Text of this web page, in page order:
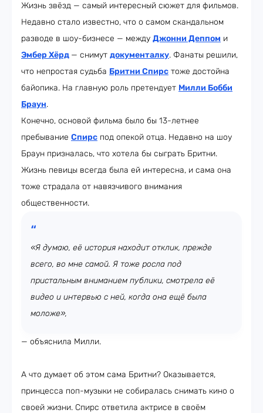
Жизнь звёзд — самый интересный сюжет для фильмов.
Недавно стало известно, что о самом скандальном
разводе в шоу-бизнесе — между Джонни Деппом и
Эмбер Хёрд — снимут документалку. Фанаты решили,
что непростая судьба Бритни Спирс тоже достойна
байопика. На главную роль претендует Милли Бобби
Браун.
Конечно, основой фильма было бы 13-летнее
пребывание Спирс под опекой отца. Недавно на шоу
Браун призналась, что хотела бы сыграть Бритни.
Жизнь певицы всегда была ей интересна, и сама она
тоже страдала от навязчивого внимания
общественности.
«Я думаю, её история находит отклик, прежде
всего, во мне самой. Я тоже росла под
пристальным вниманием публики, смотрела её
видео и интервью с ней, когда она ещё была
моложе»,
— объяснила Милли.
А что думает об этом сама Бритни? Оказывается,
принцесса поп-музыки не собиралась снимать кино о
своей жизни. Спирс ответила актрисе в своём